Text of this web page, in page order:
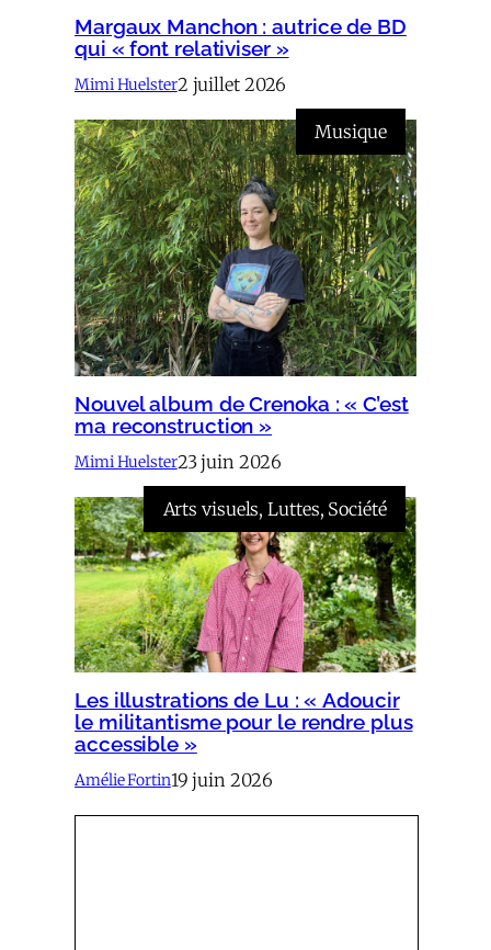
Margaux Manchon : autrice de BD
qui « font relativiser »
Mimi Huelster2 juillet 2026
Musique
Nouvel album de Crenoka : « C’est
ma reconstruction »
Mimi Huelster23 juin 2026
Arts visuels, Luttes, Société
Les illustrations de Lu : « Adoucir
le militantisme pour le rendre plus
accessible »
Amélie Fortin19 juin 2026